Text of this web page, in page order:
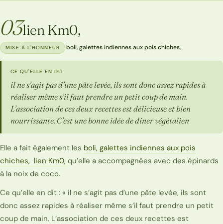
03lien Km0,
MISE À L'HONNEUR ·boli, galettes indiennes aux pois chiches,
CE QU'ELLE EN DIT
il ne s’agit pas d’une pâte levée, ils sont donc assez rapides à
réaliser même s’il faut prendre un petit coup de main.
L’association de ces deux recettes est délicieuse et bien
nourrissante. C’est une bonne idée de diner végétalien
Elle a fait également les boli, galettes indiennes aux pois
chiches, lien Km0, qu’elle a accompagnées avec des épinards
à la noix de coco.
Ce qu’elle en dit : « il ne s’agit pas d’une pâte levée, ils sont
donc assez rapides à réaliser même s’il faut prendre un petit
coup de main. L’association de ces deux recettes est